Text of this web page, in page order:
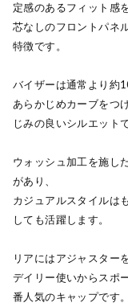
定感のあるフィット感
芯なしのフロントパネ
特徴です。
バイザーは通常より約
あらかじめカーブをつ
じみの良いシルエットで
ウォッシュ加工を施し
があり、
カジュアルスタイルは
しても活躍します。
リアにはアジャスター
デイリー使いからスポ
番人気のキャップです。